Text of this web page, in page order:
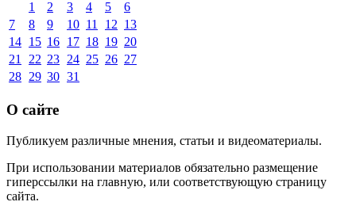
1 2 3 4 5
6
7
8 9 10 11 12 13
14 15 16 17 18 19 20
21
22 23 24 25 26 27
28 29 30 31
О сайте
Публикуем различные мнения, статьи и видеоматериалы.
При использовании материалов обязательно размещение
гиперссылки на главную, или соответствующую страницу
сайта.